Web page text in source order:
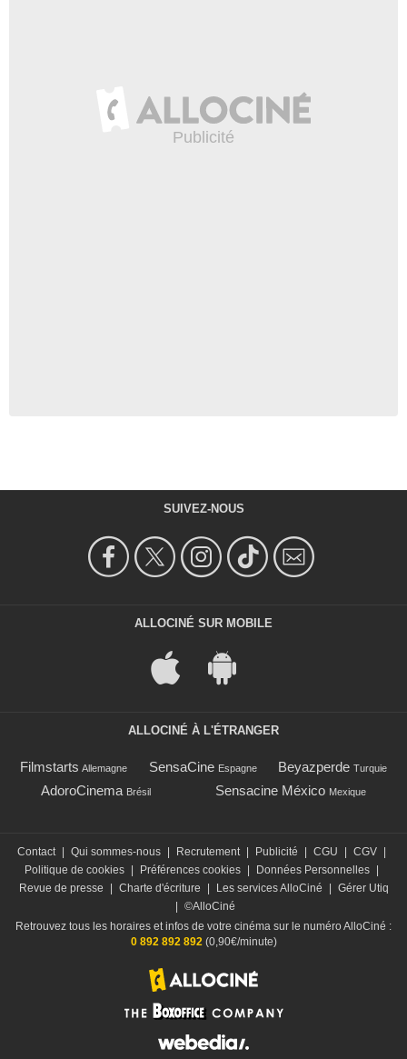
SUIVEZ-NOUS
ALLOCINÉ SUR MOBILE
ALLOCINÉ À L'ÉTRANGER
Filmstarts Allemagne SensaCine Espagne Beyazperde Turquie
AdoroCinema Brésil Sensacine México Mexique
Contact Qui sommes-nous Recrutement Publicité CGU CGV
Politique de cookies
Préférences cookies Données Personnelles
Revue de presse
Charte d'écriture Les services AlloCiné
Gérer Utiq
©AlloCiné
Retrouvez tous les horaires et infos de votre cinéma sur le numéro AlloCiné :
0 892 892 892(0,90€/minute)